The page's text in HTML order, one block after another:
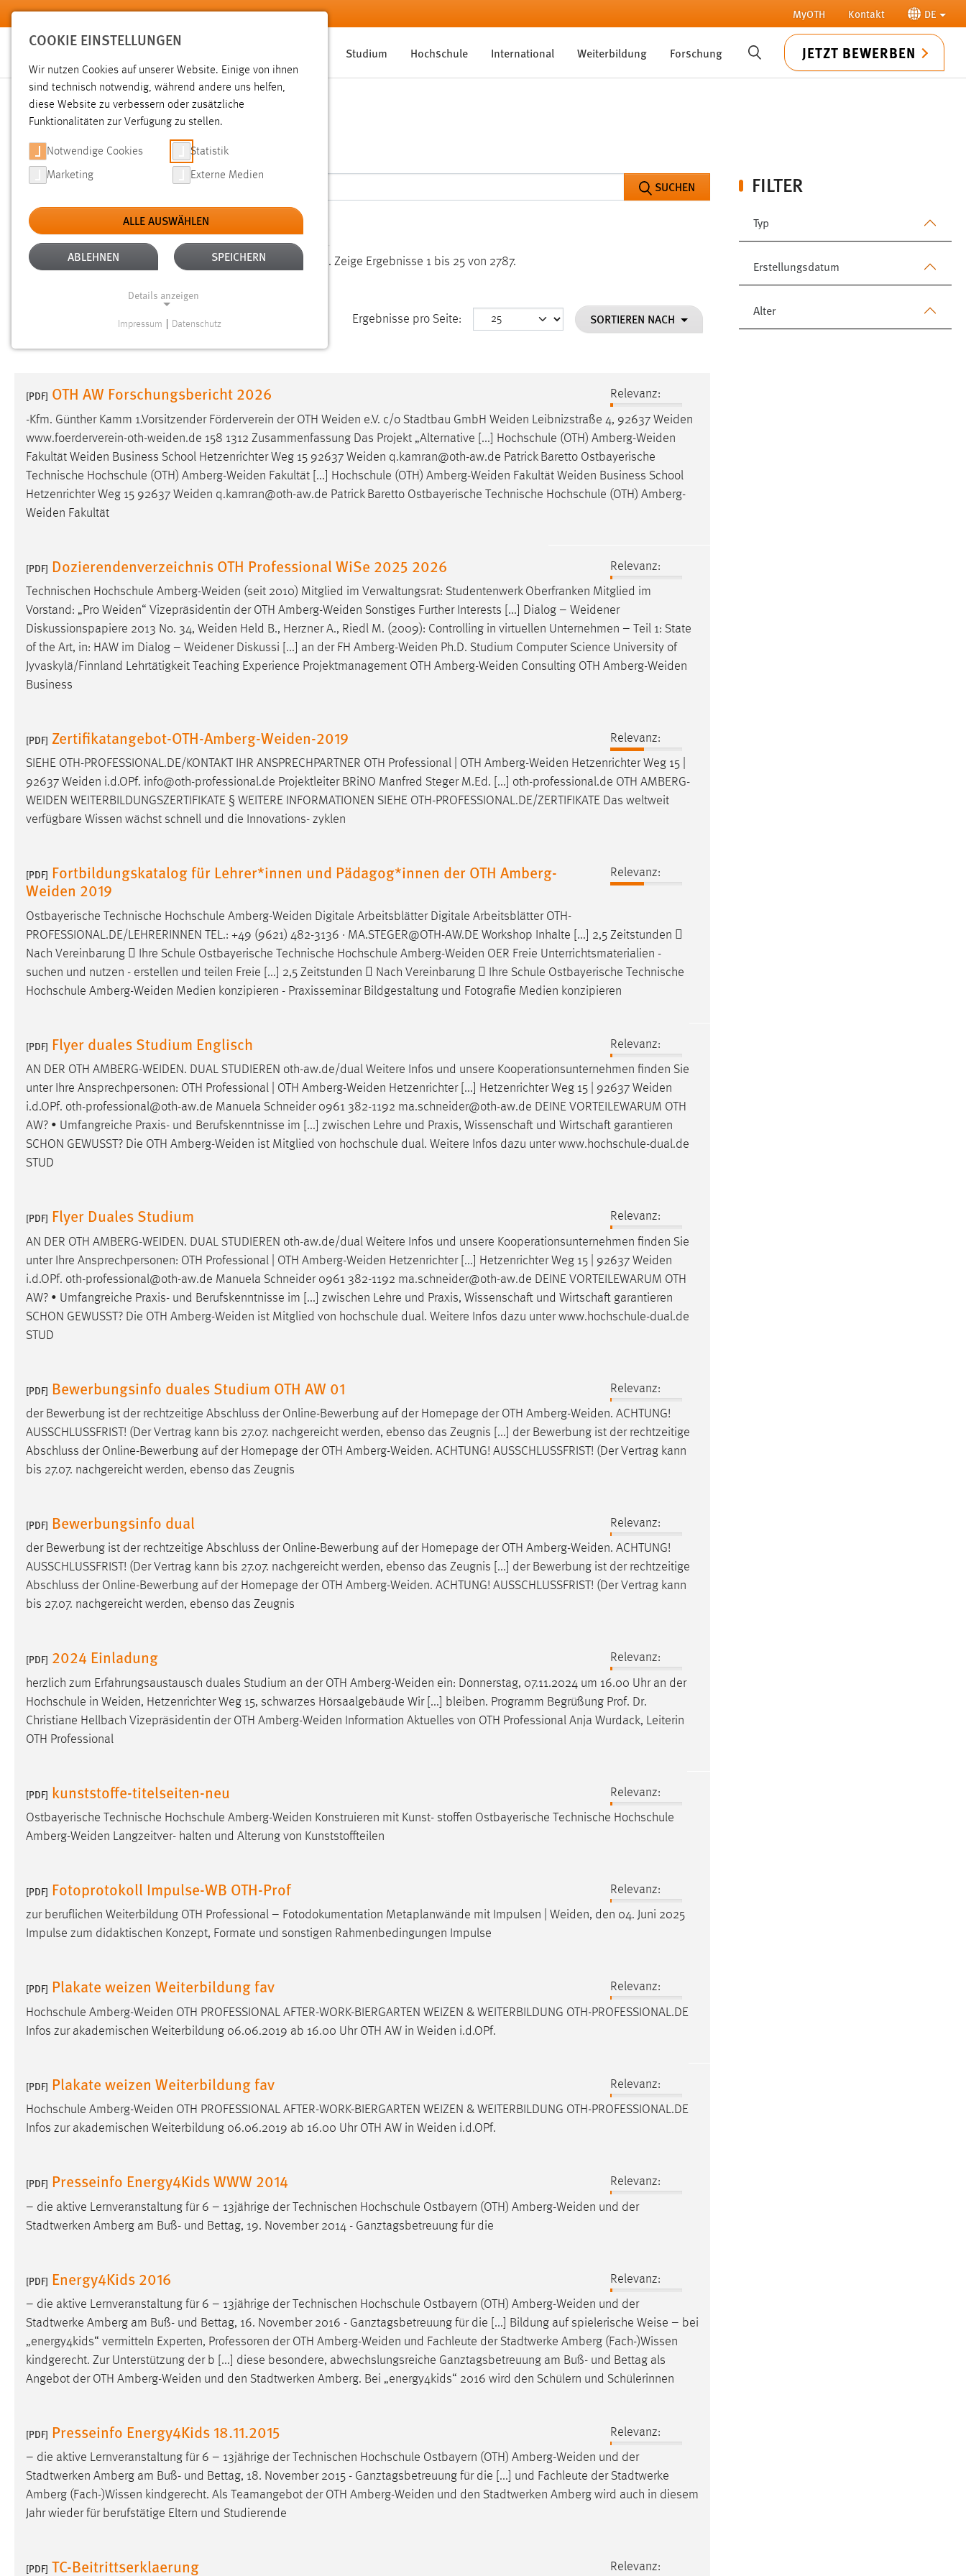
Zum Hauptinhalt springen MyOTH Kontakt DE
Studium Hochschule International Weiterbildung Forschung SUCHE JETZT BEWERBEN
SUCHE
FILTER
Typ
Erstellungsdatum
Alter
SUCHEN
Aktive Filter: TYP: DATEIEN ALLE FILTER ENTFERNEN
Gesucht nach "weide". Es wurden 2787 Ergebnisse gefunden. Zeige Ergebnisse 1 bis 25 von 2787.
Ergebnisse pro Seite: SORTIEREN NACH
[PDF] OTH AW Forschungsbericht 2026
Relevanz:
-Kfm. Günther Kamm 1.Vorsitzender Förderverein der OTH Weiden e.V. c/o Stadtbau GmbH Weiden Leibnizstraße 4, 92637 Weiden
www.foerderverein-oth-weiden.de 158 1312 Zusammenfassung Das Projekt „Alternative [...] Hochschule (OTH) Amberg-Weiden
Fakultät Weiden Business School Hetzenrichter Weg 15 92637 Weiden q.kamran@oth-aw.de Patrick Baretto Ostbayerische
Technische Hochschule (OTH) Amberg-Weiden Fakultät [...] Hochschule (OTH) Amberg-Weiden Fakultät Weiden Business School
Hetzenrichter Weg 15 92637 Weiden q.kamran@oth-aw.de Patrick Baretto Ostbayerische Technische Hochschule (OTH) Amberg-
Weiden Fakultät
[PDF] Dozierendenverzeichnis OTH Professional WiSe 2025 2026
Relevanz:
Technischen Hochschule Amberg-Weiden (seit 2010) Mitglied im Verwaltungsrat: Studentenwerk Oberfranken Mitglied im
Vorstand: „Pro Weiden“ Vizepräsidentin der OTH Amberg-Weiden Sonstiges Further Interests [...] Dialog – Weidener
Diskussionspapiere 2013 No. 34, Weiden Held B., Herzner A., Riedl M. (2009): Controlling in virtuellen Unternehmen – Teil 1: State
of the Art, in: HAW im Dialog – WeidenerDiskussi [...] an der FH Amberg-Weiden Ph.D. Studium Computer Science University of
Jyvaskylä/Finnland Lehrtätigkeit Teaching Experience Projektmanagement OTH Amberg-Weiden Consulting OTH Amberg-Weiden
Business
[PDF] Zertifikatangebot-OTH-Amberg-Weiden-2019
Relevanz:
SIEHE OTH-PROFESSIONAL.DE/KONTAKT IHR ANSPRECHPARTNER OTH Professional | OTH Amberg-Weiden Hetzenrichter Weg 15 |
92637 Weiden i.d.OPf. info@oth-professional.de Projektleiter BRiNO Manfred Steger M.Ed. [...] oth-professional.de OTH AMBERG-
WEIDEN WEITERBILDUNGSZERTIFIKATE § WEITERE INFORMATIONEN SIEHE OTH-PROFESSIONAL.DE/ZERTIFIKATE Das weltweit
verfügbare Wissen wächst schnell und die Innovations- zyklen
[PDF] Fortbildungskatalog für Lehrer*innen und Pädagog*innen der OTH Amberg-
Weiden 2019
Relevanz:
Ostbayerische Technische Hochschule Amberg-Weiden Digitale Arbeitsblätter Digitale Arbeitsblätter OTH-
PROFESSIONAL.DE/LEHRERINNEN TEL.: +49 (9621) 482-3136 · MA.STEGER@OTH-AW.DE Workshop Inhalte [...] 2,5 Zeitstunden 
Nach Vereinbarung  Ihre Schule Ostbayerische Technische Hochschule Amberg-Weiden OER Freie Unterrichtsmaterialien -
suchen und nutzen - erstellen und teilen Freie [...] 2,5 Zeitstunden  Nach Vereinbarung  Ihre Schule Ostbayerische Technische
Hochschule Amberg-Weiden Medien konzipieren - Praxisseminar Bildgestaltung und Fotografie Medien konzipieren
[PDF] Flyer duales Studium Englisch
Relevanz:
AN DER OTH AMBERG-WEIDEN. DUAL STUDIEREN oth-aw.de/dual Weitere Infos und unsere Kooperationsunternehmen finden Sie
unter Ihre Ansprechpersonen: OTH Professional | OTH Amberg-Weiden Hetzenrichter [...] Hetzenrichter Weg 15 | 92637 Weiden
i.d.OPf. oth-professional@oth-aw.de Manuela Schneider 0961 382-1192 ma.schneider@oth-aw.de DEINE VORTEILEWARUM OTH
AW? • Umfangreiche Praxis- und Berufskenntnisse im [...] zwischen Lehre und Praxis, Wissenschaft und Wirtschaft garantieren
SCHON GEWUSST? Die OTH Amberg-Weiden ist Mitglied von hochschule dual. Weitere Infos dazu unter www.hochschule-dual.de
STUD
[PDF] Flyer Duales Studium
Relevanz:
AN DER OTH AMBERG-WEIDEN. DUAL STUDIEREN oth-aw.de/dual Weitere Infos und unsere Kooperationsunternehmen finden Sie
unter Ihre Ansprechpersonen: OTH Professional | OTH Amberg-Weiden Hetzenrichter [...] Hetzenrichter Weg 15 | 92637 Weiden
i.d.OPf. oth-professional@oth-aw.de Manuela Schneider 0961 382-1192 ma.schneider@oth-aw.de DEINE VORTEILEWARUM OTH
AW? • Umfangreiche Praxis- und Berufskenntnisse im [...] zwischen Lehre und Praxis, Wissenschaft und Wirtschaft garantieren
SCHON GEWUSST? Die OTH Amberg-Weiden ist Mitglied von hochschule dual. Weitere Infos dazu unter www.hochschule-dual.de
STUD
[PDF] Bewerbungsinfo duales Studium OTH AW 01
Relevanz:
der Bewerbung ist der rechtzeitige Abschluss der Online-Bewerbung auf der Homepage der OTH Amberg-Weiden. ACHTUNG!
AUSSCHLUSSFRIST! (Der Vertrag kann bis 27.07. nachgereicht werden, ebenso das Zeugnis [...] der Bewerbung ist der rechtzeitige
Abschluss der Online-Bewerbung auf der Homepage der OTH Amberg-Weiden. ACHTUNG! AUSSCHLUSSFRIST! (Der Vertrag kann
bis 27.07. nachgereicht werden, ebenso das Zeugnis
[PDF] Bewerbungsinfo dual
Relevanz:
der Bewerbung ist der rechtzeitige Abschluss der Online-Bewerbung auf der Homepage der OTH Amberg-Weiden. ACHTUNG!
AUSSCHLUSSFRIST! (Der Vertrag kann bis 27.07. nachgereicht werden, ebenso das Zeugnis [...] der Bewerbung ist der rechtzeitige
Abschluss der Online-Bewerbung auf der Homepage der OTH Amberg-Weiden. ACHTUNG! AUSSCHLUSSFRIST! (Der Vertrag kann
bis 27.07. nachgereicht werden, ebenso das Zeugnis
[PDF] 2024 Einladung
Relevanz:
herzlich zum Erfahrungsaustausch duales Studium an der OTH Amberg-Weiden ein: Donnerstag, 07.11.2024 um 16.00 Uhr an der
Hochschule in Weiden, Hetzenrichter Weg 15, schwarzes Hörsaalgebäude Wir [...] bleiben. Programm Begrüßung Prof. Dr.
Christiane Hellbach Vizepräsidentin der OTH Amberg-Weiden Information Aktuelles von OTH Professional Anja Wurdack, Leiterin
OTH Professional
[PDF] kunststoffe-titelseiten-neu
Relevanz:
Ostbayerische Technische Hochschule Amberg-Weiden Konstruieren mit Kunst- stoffen Ostbayerische Technische Hochschule
Amberg-Weiden Langzeitver- halten und Alterung von Kunststoffteilen
[PDF] Fotoprotokoll Impulse-WB OTH-Prof
Relevanz:
zur beruflichen Weiterbildung OTH Professional – Fotodokumentation Metaplanwände mit Impulsen | Weiden, den 04. Juni 2025
Impulse zum didaktischen Konzept, Formate und sonstigen Rahmenbedingungen Impulse
[PDF] Plakate weizen Weiterbildung fav
Relevanz:
Hochschule Amberg-Weiden OTH PROFESSIONAL AFTER-WORK-BIERGARTEN WEIZEN & WEITERBILDUNG OTH-PROFESSIONAL.DE
Infos zur akademischen Weiterbildung 06.06.2019 ab 16.00 Uhr OTH AW in Weiden i.d.OPf.
[PDF] Plakate weizen Weiterbildung fav
Relevanz:
Hochschule Amberg-Weiden OTH PROFESSIONAL AFTER-WORK-BIERGARTEN WEIZEN & WEITERBILDUNG OTH-PROFESSIONAL.DE
Infos zur akademischen Weiterbildung 06.06.2019 ab 16.00 Uhr OTH AW in Weiden i.d.OPf.
[PDF] Presseinfo Energy4Kids WWW 2014
Relevanz:
– die aktive Lernveranstaltung für 6 – 13jährige der Technischen Hochschule Ostbayern (OTH) Amberg-Weiden und der
Stadtwerken Amberg am Buß- und Bettag, 19. November 2014 - Ganztagsbetreuung für die
[PDF] Energy4Kids 2016
Relevanz:
– die aktive Lernveranstaltung für 6 – 13jährige der Technischen Hochschule Ostbayern (OTH) Amberg-Weiden und der
Stadtwerke Amberg am Buß- und Bettag, 16. November 2016 - Ganztagsbetreuung für die [...] Bildung auf spielerische Weise – bei
„energy4kids“ vermitteln Experten, Professoren der OTH Amberg-Weiden und Fachleute der Stadtwerke Amberg (Fach-)Wissen
kindgerecht. Zur Unterstützung der b [...] diese besondere, abwechslungsreiche Ganztagsbetreuung am Buß- und Bettag als
Angebot der OTH Amberg-Weiden und den Stadtwerken Amberg. Bei „energy4kids“ 2016 wird den Schülern und Schülerinnen
[PDF] Presseinfo Energy4Kids 18.11.2015
Relevanz:
– die aktive Lernveranstaltung für 6 – 13jährige der Technischen Hochschule Ostbayern (OTH) Amberg-Weiden und der
Stadtwerken Amberg am Buß- und Bettag, 18. November 2015 - Ganztagsbetreuung für die [...] und Fachleute der Stadtwerke
Amberg (Fach-)Wissen kindgerecht. Als Teamangebot der OTH Amberg-Weiden und den Stadtwerken Amberg wird auch in diesem
Jahr wieder für berufstätige Eltern und Studierende
[PDF] TC-Beitrittserklaerung Relevanz:
COOKIE EINSTELLUNGEN
Wir nutzen Cookies auf unserer Website. Einige von ihnen
sind technisch notwendig, während andere uns helfen,
diese Website zu verbessern oder zusätzliche
Funktionalitäten zur Verfügung zu stellen.
Notwendige Cookies Statistik
Marketing Externe Medien
ALLE AUSWÄHLEN
ABLEHNEN SPEICHERN
Details anzeigen
Website erforderlich.
Einverständnis
Name: cookie_consent
Dieser Cookie speichert die
ausgewählten Einverständnis-Optionen
Performance
Name: staticfilecache
Zweck:
Für performante Seitenauslieferung wird
in diesem Cookie gespeichert, ob man
eingeloggt ist.
Name: site-language-preference
Zweck:
Das Cookie speichert die gewählte
Sprache der Website.
Cookie Laufzeit: 30 Tage
Name:
MibewSessionID, MIBEW_UserID,
5e9dbeb1811c0446
Zweck:
Wird benötigt um die Chatfunktion
nutzen zu können.
Cookie Laufzeit:
style-5e9dbeb1811c0446 =
Login
Name: fe_user, be_user, be_lastLoginProvider
Zweck:
Dieser Cookie ist notwendig um sich an
der Website einloggen zu können.
STATISTIK
Statistik Cookies erfassen Informationen anonym.
Diese Informationen helfen uns zu verstehen, wie
unsere Besucher unsere Website nutzen.
Matomo
Cookie Laufzeit:
MARKETING
Sie tun dies, indem sie Besucher über Websites
hinweg verfolgen.
Google Ads
_gcl_au
Zweck: Conversion-Tracking
Cookie Laufzeit: 3 Monate
Facebook Pixel
Cookie Laufzeit: 3 Monate
EXTERNE MEDIEN
Um Inhalte von Videoplattformen und Social Media
Plattformen anzeigen zu können, werden von diesen
YouTube
Vimeo
Impressum Datenschutz